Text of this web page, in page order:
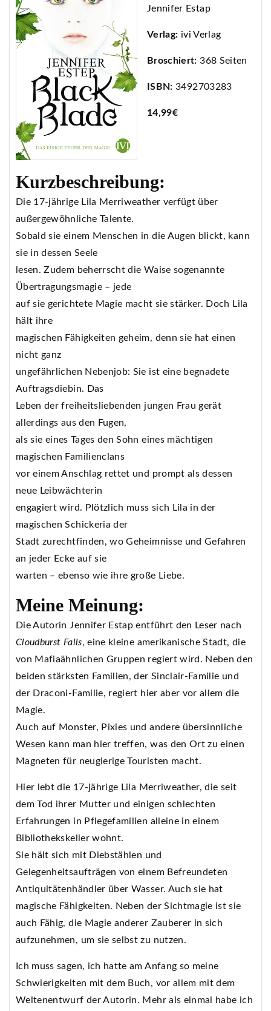
Jennifer Estap
Verlag: ivi Verlag
Broschiert: 368 Seiten
ISBN: 3492703283
14,99€
Kurzbeschreibung:
Die 17-jährige Lila Merriweather verfügt über
außergewöhnliche Talente.
Sobald sie einem Menschen in die Augen blickt, kann
sie in dessen Seele
lesen. Zudem beherrscht die Waise sogenannte
Übertragungsmagie – jede
auf sie gerichtete Magie macht sie stärker. Doch Lila
hält ihre
magischen Fähigkeiten geheim, denn sie hat einen
nicht ganz
ungefährlichen Nebenjob: Sie ist eine begnadete
Auftragsdiebin. Das
Leben der freiheitsliebenden jungen Frau gerät
allerdings aus den Fugen,
als sie eines Tages den Sohn eines mächtigen
magischen Familienclans
vor einem Anschlag rettet und prompt als dessen
neue Leibwächterin
engagiert wird. Plötzlich muss sich Lila in der
magischen Schickeria der
Stadt zurechtfinden, wo Geheimnisse und Gefahren
an jeder Ecke auf sie
warten – ebenso wie ihre große Liebe.
Meine Meinung:
Die Autorin Jennifer Estap entführt den Leser nach
Cloudburst Falls, eine kleine amerikanische Stadt, die
von Mafiaähnlichen Gruppen regiert wird. Neben den
beiden stärksten Familien, der Sinclair-Familie und
der Draconi-Familie, regiert hier aber vor allem die
Magie.
Auch auf Monster, Pixies und andere übersinnliche
Wesen kann man hier treffen, was den Ort zu einen
Magneten für neugierige Touristen macht.
Hier lebt die 17-jährige Lila Merriweather, die seit
dem Tod ihrer Mutter und einigen schlechten
Erfahrungen in Pflegefamilien alleine in einem
Bibliothekskeller wohnt.
Sie hält sich mit Diebstählen und
Gelegenheitsaufträgen von einem Befreundeten
Antiquitätenhändler über Wasser. Auch sie hat
magische Fähigkeiten. Neben der Sichtmagie ist sie
auch Fähig, die Magie anderer Zauberer in sich
aufzunehmen, um sie selbst zu nutzen.
Ich muss sagen, ich hatte am Anfang so meine
Schwierigkeiten mit dem Buch, vor allem mit dem
Weltenentwurf der Autorin. Mehr als einmal habe ich